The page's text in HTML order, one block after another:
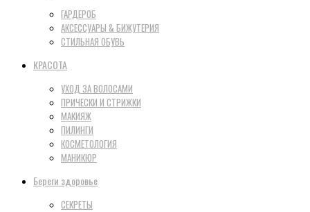
ГАРДЕРОБ
АКСЕССУАРЫ & БИЖУТЕРИЯ
СТИЛЬНАЯ ОБУВЬ
КРАСОТА
УХОД ЗА ВОЛОСАМИ
ПРИЧЕСКИ И СТРИЖКИ
МАКИЯЖ
ПИЛИНГИ
КОСМЕТОЛОГИЯ
МАНИКЮР
Береги здоровье
СЕКРЕТЫ